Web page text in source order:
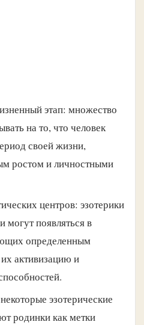
этап: множество
на то, что человек
своей жизни,
ростом и личностными
центров: эзотерики
могут появляться в
определенным
активизацию и
эзотерические
родинки как метки